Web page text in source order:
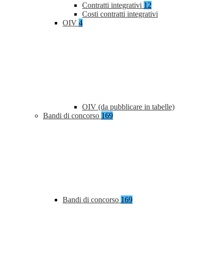
Contratti integrativi 12
Costi contratti integrativi
OIV 4
OIV (da pubblicare in tabelle)
Bandi di concorso 169
Bandi di concorso 169